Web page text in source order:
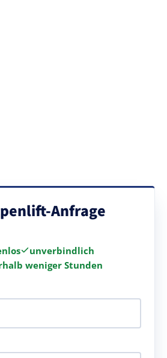
Anfrage
unverbindlich
weniger Stunden